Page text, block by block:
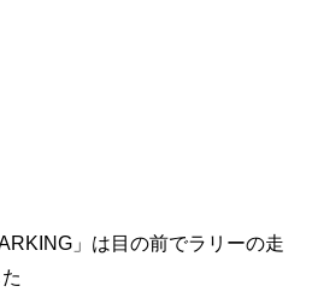
」は目の前でラリーの走